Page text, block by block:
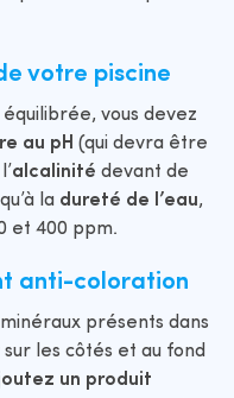
votre piscine
vous devez
au pH (qui devra être
alcalinité devant de
la dureté de l’eau,
et 400 ppm.
anti-coloration
présents dans
les côtés et au fond
un produit